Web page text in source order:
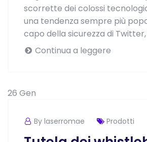
scorrette dei colossi
una tendenza sempre più
capo della sicurezza di
Continua a leggere
26 Gen
By laserromae Prodotti